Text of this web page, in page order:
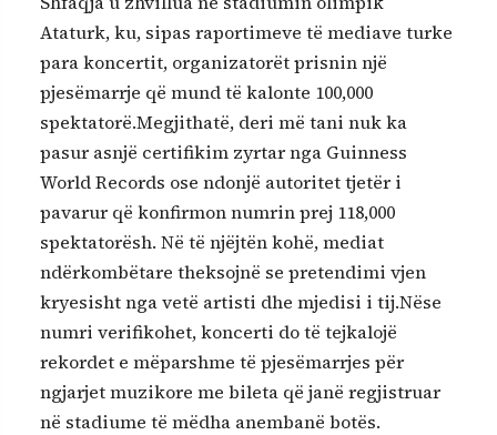
Ataturk, ku, sipas raportimeve të mediave turke
para koncertit, organizatorët prisnin një
pjesëmarrje që mund të kalonte 100,000
spektatorë.Megjithatë, deri më tani nuk ka
pasur asnjë certifikim zyrtar nga Guinness
World Records ose ndonjë autoritet tjetër i
pavarur që konfirmon numrin prej 118,000
spektatorësh. Në të njëjtën kohë, mediat
ndërkombëtare theksojnë se pretendimi vjen
kryesisht nga vetë artisti dhe mjedisi i tij.Nëse
numri verifikohet, koncerti do të tejkalojë
rekordet e mëparshme të pjesëmarrjes për
ngjarjet muzikore me bileta që janë regjistruar
në stadiume të mëdha anembanë botës.